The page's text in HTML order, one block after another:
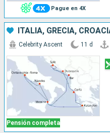
Pague en 4X
Pensión completa
Celebrity Ascent 11 d